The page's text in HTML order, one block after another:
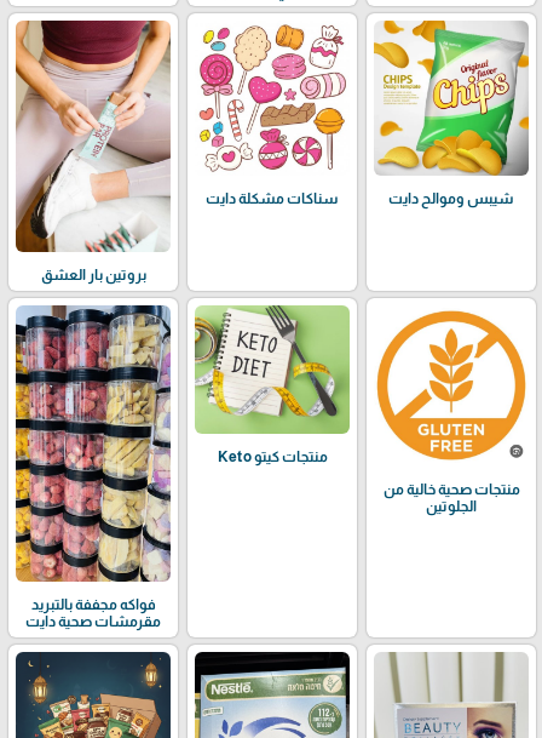
شيبس وموالح دايت سناكات مشكلة دايت
بروتين بار العشق
منتجات صحية خالية من
الجلوتين
منتجات كيتو Keto
فواكه مجففة بالتبريد
مقرمشات صحية دايت